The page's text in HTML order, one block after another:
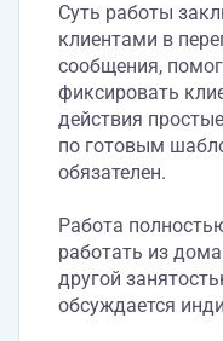
Суть работы
клиентами в
сообщения,
фиксировать
действия
по готовым
обязателен.
Работа
работать из
другой
обсуждается